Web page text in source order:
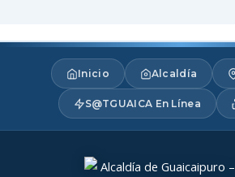
Inicio Alcaldía
S@TGUAICA En Línea